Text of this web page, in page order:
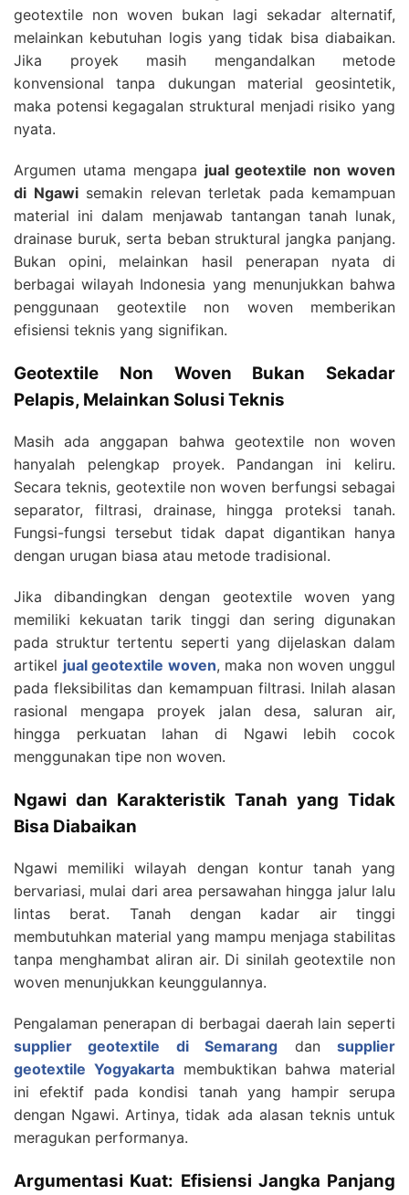
geotextile non woven bukan lagi sekadar alternatif,
melainkan kebutuhan logis yang tidak bisa diabaikan.
Jika proyek masih mengandalkan metode
konvensional tanpa dukungan material geosintetik,
maka potensi kegagalan struktural menjadi risiko yang
nyata.
Argumen utama mengapa jual geotextile non woven
di Ngawisemakin relevan terletak pada kemampuan
material ini dalam menjawab tantangan tanah lunak,
drainase buruk, serta beban struktural jangka panjang.
Bukan opini, melainkan hasil penerapan nyata di
berbagai wilayah Indonesia yang menunjukkan bahwa
penggunaan geotextile non woven memberikan
efisiensi teknis yang signifikan.
Geotextile Non Woven Bukan Sekadar
Pelapis, Melainkan Solusi Teknis
Masih ada anggapan bahwa geotextile non woven
hanyalah pelengkap proyek. Pandangan ini keliru.
Secara teknis, geotextile non woven berfungsi sebagai
separator, filtrasi, drainase, hingga proteksi tanah.
Fungsi-fungsi tersebut tidak dapat digantikan hanya
dengan urugan biasa atau metode tradisional.
Jika dibandingkan dengan geotextile woven yang
memiliki kekuatan tarik tinggi dan sering digunakan
pada struktur tertentu seperti yang dijelaskan dalam
artikel jual geotextile woven, maka non woven unggul
pada fleksibilitas dan kemampuan filtrasi. Inilah alasan
rasional mengapa proyek jalan desa, saluran air,
hingga perkuatan lahan di Ngawi lebih cocok
menggunakan tipe non woven.
Ngawi dan Karakteristik Tanah yang Tidak
Bisa Diabaikan
Ngawi memiliki wilayah dengan kontur tanah yang
bervariasi, mulai dari area persawahan hingga jalur lalu
lintas berat. Tanah dengan kadar air tinggi
membutuhkan material yang mampu menjaga stabilitas
tanpa menghambat aliran air. Di sinilah geotextile non
woven menunjukkan keunggulannya.
Pengalaman penerapan di berbagai daerah lain seperti
supplier geotextile di Semarang dansupplier
geotextile Yogyakartamembuktikan bahwa material
ini efektif pada kondisi tanah yang hampir serupa
dengan Ngawi. Artinya, tidak ada alasan teknis untuk
meragukan performanya.
Argumentasi Kuat: Efisiensi Jangka Panjang